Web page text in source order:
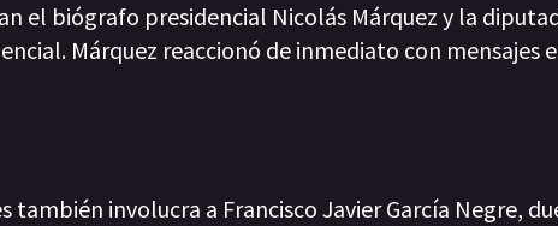
el biógrafo presidencial Nicolás Márquez y la
Márquez reaccionó de inmediato con mensajes
también involucra a Francisco Javier García Negre,